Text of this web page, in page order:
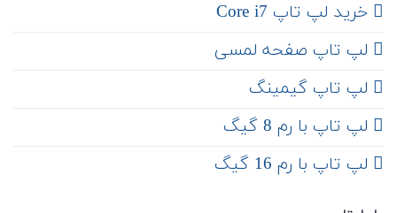
خرید لپ تاپ Core i7
لپ تاپ صفحه لمسی
لپ تاپ گیمینگ
لپ تاپ با رم 8 گیگ
لپ تاپ با رم 16 گیگ